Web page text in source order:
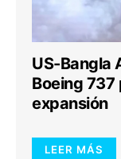
US-Bangla
Boeing 737
expansión
LEER MÁS